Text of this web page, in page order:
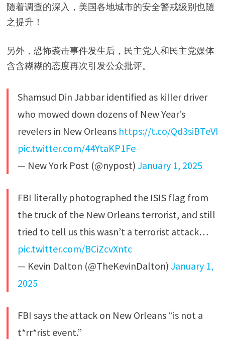
随着调查的深入，美国各地城市的安全警戒级别也随
之提升！
另外，恐怖袭击事件发生后，民主党人和民主党媒体
含含糊糊的态度再次引发公众批评。
Shamsud Din Jabbar identified as killer driver
who mowed down dozens of New Year’s
revelers in New Orleans https://t.co/Qd3siBTeVI
pic.twitter.com/44YtaKP1Fe
— New York Post (@nypost) January 1, 2025
FBI literally photographed the ISIS flag from
the truck of the New Orleans terrorist, and still
tried to tell us this wasn’t a terrorist attack…
pic.twitter.com/BCiZcvXntc
— Kevin Dalton (@TheKevinDalton) January 1,
2025
FBI says the attack on New Orleans “is not a
t*rr*rist event.”